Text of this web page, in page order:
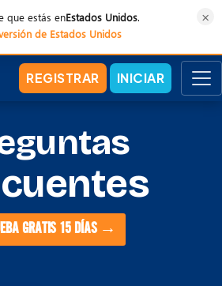
que estás enEstados Unidos.
de Estados Unidos
×
REGISTRAR INICIAR
GRATIS 15 DÍAS →